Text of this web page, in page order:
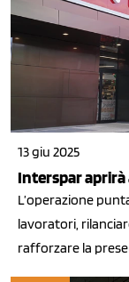
13 giu 2025
Interspar aprirà
L’operazione
lavoratori,
rafforzare la